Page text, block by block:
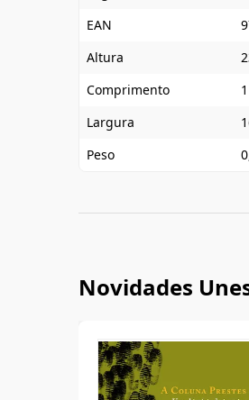
EAN
Altura
Comprimento
Largura
Peso
Novidades